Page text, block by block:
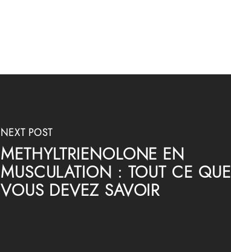
NEXT POST
METHYLTRIENOLONE EN
MUSCULATION : TOUT CE QUE
VOUS DEVEZ SAVOIR